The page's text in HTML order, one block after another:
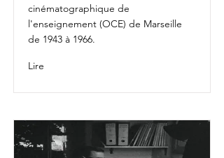
cinématographique de
l'enseignement (OCE) de Marseille
de 1943 à 1966.
Lire